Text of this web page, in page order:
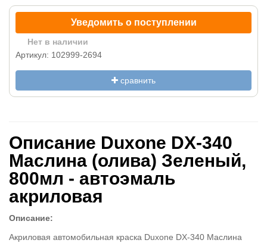
Уведомить о поступлении
Нет в наличии
Артикул: 102999-2694
сравнить
Описание Duxone DX-340
Маслина (олива) Зеленый,
800мл - автоэмаль
акриловая
Описание:
Акриловая автомобильная краска Duxone DX-340 Маслина